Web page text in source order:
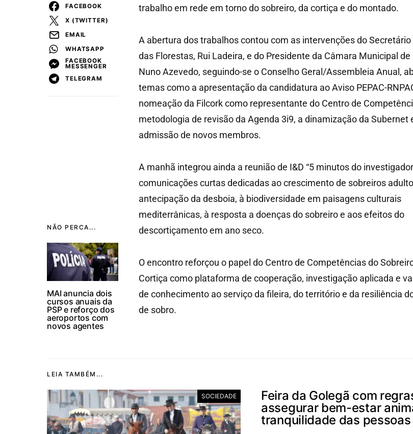
NÃO PERCA...
MAI anuncia dois
cursos anuais da
PSP e reforço dos
aeroportos com
novos agentes
FACEBOOK
X (TWITTER)
EMAIL
WHATSAPP
FACEBOOK
MESSENGER
TELEGRAM
trabalho em rede em torno do sobreiro, da cortiça e do montado.
A abertura dos trabalhos contou com as intervenções do Secretário
das Florestas, Rui Ladeira, e do Presidente da Câmara Municipal de
Nuno Azevedo, seguindo-se o Conselho Geral/Assembleia Anual,
temas como a apresentação da candidatura ao Aviso PEPAC-
nomeação da Filcork como representante do Centro de
metodologia de revisão da Agenda 3i9, a dinamização da Subernet
admissão de novos membros.
A manhã integrou ainda a reunião de I&D “5 minutos do
comunicações curtas dedicadas ao crescimento de sobreiros
antecipação da desboia, à biodiversidade em paisagens culturais
mediterrânicas, à resposta a doenças do sobreiro e aos efeitos do
descortiçamento em ano seco.
O encontro reforçou o papel do Centro de Competências do
Cortiça como plataforma de cooperação, investigação aplicada e
de conhecimento ao serviço da fileira, do território e da resiliência
de sobro.
LEIA TAMBÉM...
SOCIEDADE
Feira da Golegã com
assegurar bem-estar
tranquilidade das pessoas